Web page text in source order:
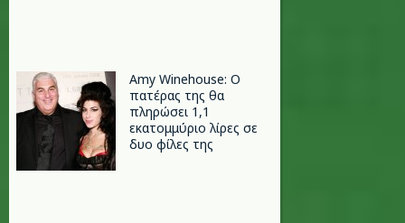
Amy Winehouse: Ο
πατέρας της θα
πληρώσει 1,1
εκατομμύριο λίρες σε
δυο φίλες της